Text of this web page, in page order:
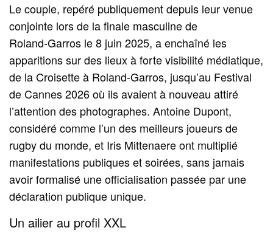
Le couple, repéré publiquement depuis leur venue
conjointe lors de la finale masculine de
Roland‑Garros le 8 juin 2025, a enchaîné les
apparitions sur des lieux à forte visibilité médiatique,
de la Croisette à Roland‑Garros, jusqu’au Festival
de Cannes 2026 où ils avaient à nouveau attiré
l’attention des photographes. Antoine Dupont,
considéré comme l’un des meilleurs joueurs de
rugby du monde, et Iris Mittenaere ont multiplié
manifestations publiques et soirées, sans jamais
avoir formalisé une officialisation passée par une
déclaration publique unique.
Un ailier au profil XXL